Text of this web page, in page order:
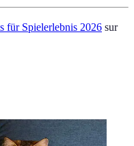
für Spielerlebnis 2026 sur